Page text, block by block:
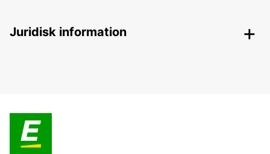
Juridisk information